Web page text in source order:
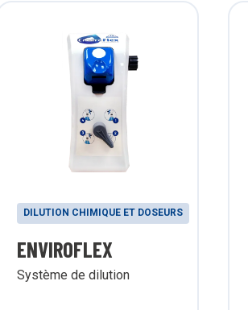
DILUTION CHIMIQUE ET DOSEURS
ENVIROFLEX
Système de dilution